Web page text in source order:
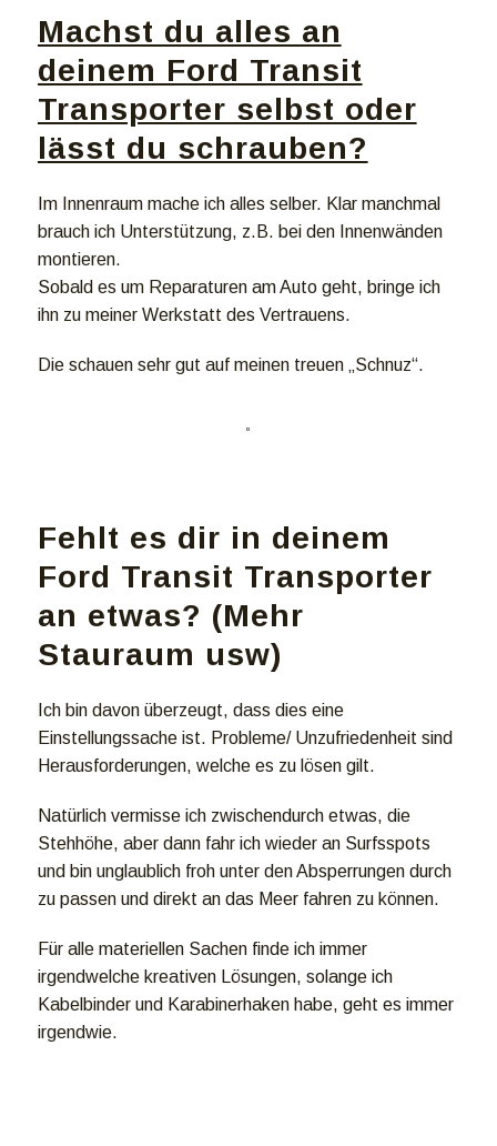
Machst du alles an
deinem Ford Transit
Transporter selbst oder
lässt du schrauben?
Im Innenraum mache ich alles selber. Klar manchmal
brauch ich Unterstützung, z.B. bei den Innenwänden
montieren.
Sobald es um Reparaturen am Auto geht, bringe ich
ihn zu meiner Werkstatt des Vertrauens.
Die schauen sehr gut auf meinen treuen „Schnuz“.
Fehlt es dir in deinem
Ford Transit Transporter
an etwas? (Mehr
Stauraum usw)
Ich bin davon überzeugt, dass dies eine
Einstellungssache ist. Probleme/ Unzufriedenheit sind
Herausforderungen, welche es zu lösen gilt.
Natürlich vermisse ich zwischendurch etwas, die
Stehhöhe, aber dann fahr ich wieder an Surfsspots
und bin unglaublich froh unter den Absperrungen durch
zu passen und direkt an das Meer fahren zu können.
Für alle materiellen Sachen finde ich immer
irgendwelche kreativen Lösungen, solange ich
Kabelbinder und Karabinerhaken habe, geht es immer
irgendwie.